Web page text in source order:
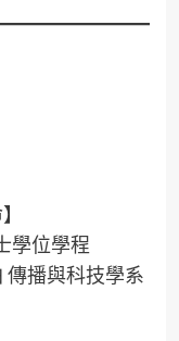
學位學程
播與科技學系